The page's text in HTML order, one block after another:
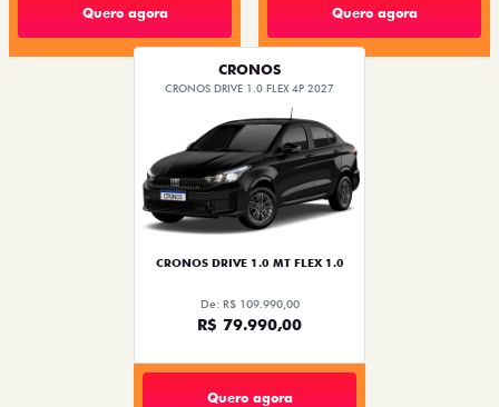
Quero agora Quero agora
CRONOS
CRONOS DRIVE 1.0 FLEX 4P 2027
CRONOS DRIVE 1.0 MT FLEX 1.0
De: R$ 109.990,00
R$ 79.990,00
Quero agora